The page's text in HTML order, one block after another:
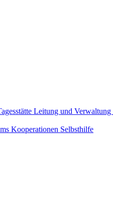
Leitung und Verwaltung
Kooperationen Selbsthilfe